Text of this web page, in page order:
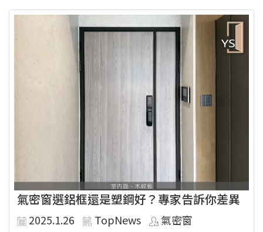
氣密窗選鋁框還是塑鋼好？專家告訴你差異
2025.1.26 TopNews
氣密窗